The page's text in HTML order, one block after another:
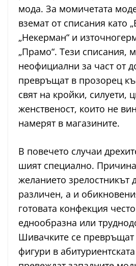
мода. За момичетата
вземат от списания като
„Некерман“ и
„Прамо“. Тези списания,
неофициални за част от
превръщат в прозорец
свят на кройки, силуети,
женственост, които не
намерят в магазините.
В повечето случаи
шият специално.
желанието зрелостникът
различен, а и
готовата конфекция
еднообразна или
Шивачките се
фигури в